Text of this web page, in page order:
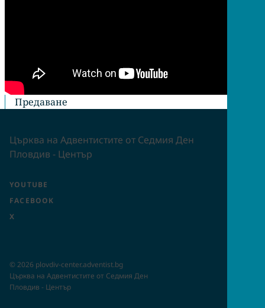
Предаване
Църква на Адвентистите от Седмия Ден
Пловдив - Център
YOUTUBE
FACEBOOK
X
©2026 plovdiv-center.adventist.bg
Църква на Адвентистите от Седмия Ден
Пловдив - Център